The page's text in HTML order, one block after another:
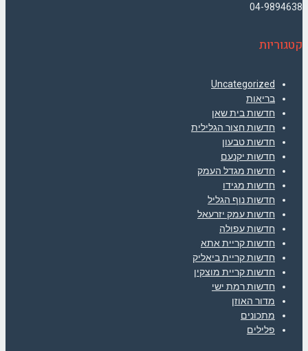
04-9894638
קטגוריות
Uncategorized
בריאות
חדשות בית שאן
חדשות חצור הגלילית
חדשות טבעון
חדשות יקנעם
חדשות מגדל העמק
חדשות מגידו
חדשות נוף הגליל
חדשות עמק יזרעאל
חדשות עפולה
חדשות קריית אתא
חדשות קריית ביאליק
חדשות קריית מוצקין
חדשות רמת ישי
מדור האוזן
מתכונים
פלילים